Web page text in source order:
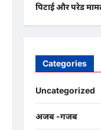
पिटाई और परेड
Categories
Uncategorized
अजब -गजब